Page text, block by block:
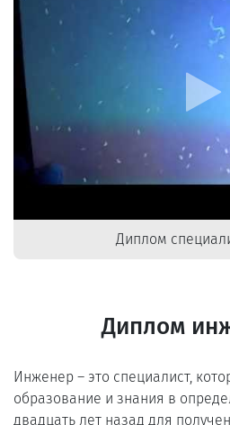
Диплом
Диплом
Инженер – это специалист,
образование и знания в
двадцать лет назад для